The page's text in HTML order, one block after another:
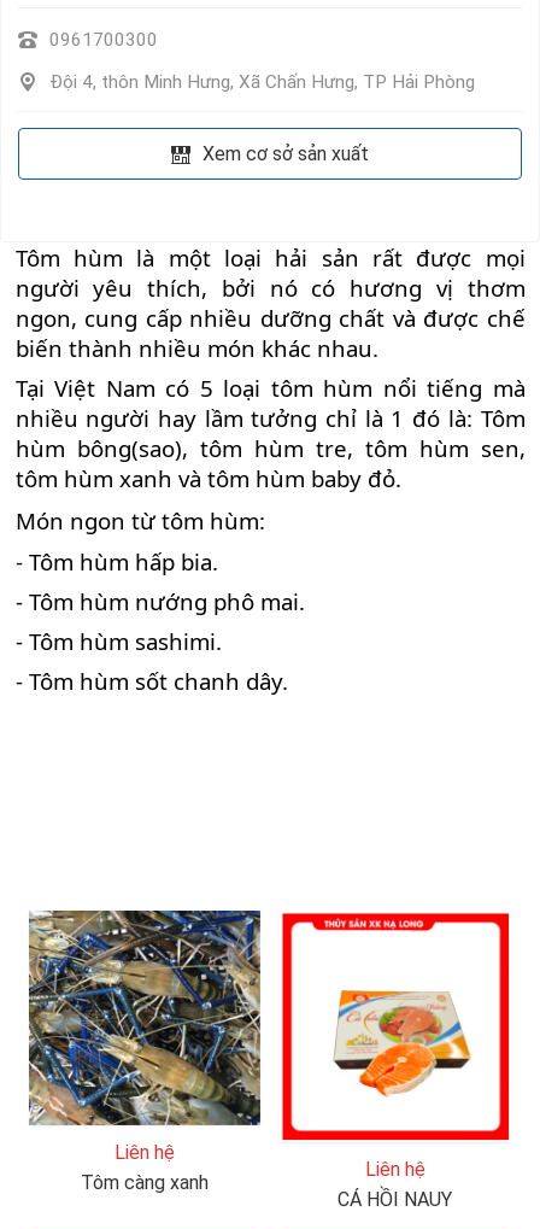
0961700300
Đội 4, thôn Minh Hưng, Xã Chấn Hưng, TP Hải Phòng
Xem cơ sở sản xuất
Tôm hùm là một loại hải sản rất được mọi
người yêu thích, bởi nó có hương vị thơm
ngon, cung cấp nhiều dưỡng chất và được chế
biến thành nhiều món khác nhau.
Tại Việt Nam có 5 loại tôm hùm nổi tiếng mà
nhiều người hay lầm tưởng chỉ là 1 đó là: Tôm
hùm bông(sao), tôm hùm tre, tôm hùm sen,
tôm hùm xanh và tôm hùm baby đỏ.
Món ngon từ tôm hùm:
- Tôm hùm hấp bia.
- Tôm hùm nướng phô mai.
- Tôm hùm sashimi.
- Tôm hùm sốt chanh dây.
Liên hệ
Tôm càng xanh
Liên hệ
CÁ HỒI NAUY